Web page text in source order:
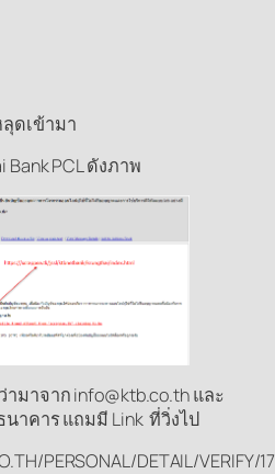
ดเข้ามา
Bank PCL ดังภาพ
มาจาก info@ktb.co.th และ
นาคาร แถมมี Link ที่วิ่งไป
PERSONAL/DETAIL/VERIFY/